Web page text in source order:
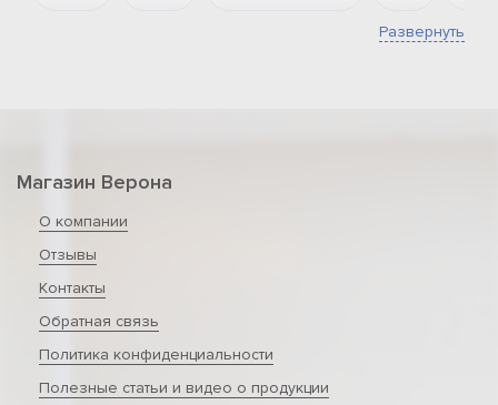
Развернуть
Магазин Верона
О компании
Отзывы
Контакты
Обратная связь
Политика конфиденциальности
Полезные статьи и видео о продукции